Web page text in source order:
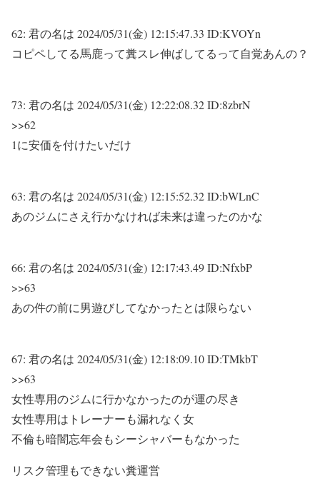
62: 君の名は 2024/05/31(金) 12:15:47.33 ID:KVOYn
コピペしてる馬鹿って糞スレ伸ばしてるって自覚あんの？
73: 君の名は 2024/05/31(金) 12:22:08.32 ID:8zbrN
>>62
1に安価を付けたいだけ
63: 君の名は 2024/05/31(金) 12:15:52.32 ID:bWLnC
あのジムにさえ行かなければ未来は違ったのかな
66: 君の名は 2024/05/31(金) 12:17:43.49 ID:NfxbP
>>63
あの件の前に男遊びしてなかったとは限らない
67: 君の名は 2024/05/31(金) 12:18:09.10 ID:TMkbT
>>63
女性専用のジムに行かなかったのが運の尽き
女性専用はトレーナーも漏れなく女
不倫も暗闇忘年会もシーシャバーもなかった
リスク管理もできない糞運営